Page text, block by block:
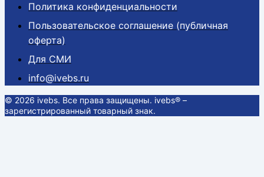
Политика конфиденциальности
Пользовательское соглашение (публичная
оферта)
Для СМИ
info@ivebs.ru
© 2026 ivebs. Все права защищены. ivebs® –
зарегистрированный товарный знак.